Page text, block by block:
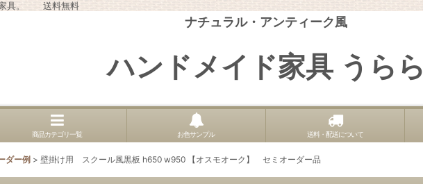
家具。 送料無料
ナチュラル・アンティーク風
ハンドメイド家具 うらら
商品カテゴリ一覧 お色サンプル 送料・配送について
ダー例 > 壁掛け用 スクール風黒板 h650 w950 【オスモオーク】 セミオーダー品